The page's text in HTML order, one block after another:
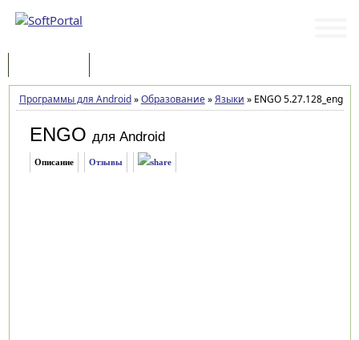
Программы для Android»Образование»Языки »ENGO 5.27.128_english
ENGO для Android
Описание Отзывы